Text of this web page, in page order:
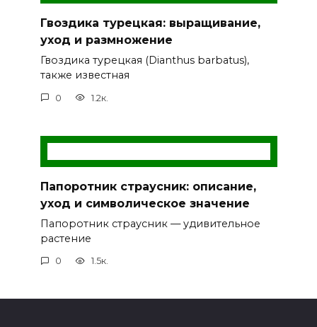
Гвоздика турецкая: выращивание,
уход и размножение
Гвоздика турецкая (Dianthus barbatus),
также известная
0 1.2к.
Папоротник страусник: описание,
уход и символическое значение
Папоротник страусник — удивительное
растение
0 1.5к.